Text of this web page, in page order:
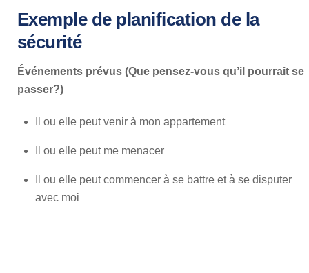
Exemple de planification de la
sécurité
Événements prévus (Que pensez-vous qu’il pourrait se
passer?)
Il ou elle peut venir à mon appartement
Il ou elle peut me menacer
Il ou elle peut commencer à se battre et à se disputer
avec moi